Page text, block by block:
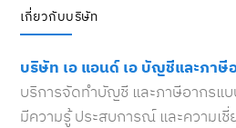
เกี่ยวกับบริษัท
บริษัท เอ แอนด์ เอ บัญชีและภาษี
บริการจัดทำบัญชี และภาษีอากรแ
มีความรู้ ประสบการณ์ และความเ